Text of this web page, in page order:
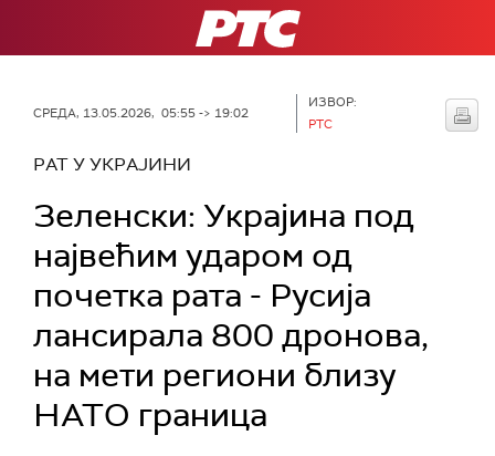
РТС
СРЕДА, 13.05.2026, 05:55 -> 19:02
ИЗВОР:
РТС
РАТ У УКРАЈИНИ
Зеленски: Украјина под
највећим ударом од
почетка рата - Русија
лансирала 800 дронова,
на мети региони близу
НАТО граница